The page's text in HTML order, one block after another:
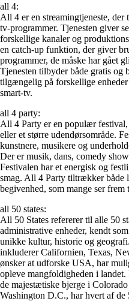
all 4:
All 4 er en streamingtjeneste,
tv-programmer. Tjenesten giver
forskellige kanaler og
en catch-up funktion, der giver
programmer, de måske har gået
Tjenesten tilbyder både gratis og
tilgængelig på forskellige
smart-tv.
all 4 party:
All 4 Party er en populær
eller et større udendørsområde.
kunstnere, musikere og
Der er musik, dans, comedy
Festivalen har et energisk og
smag. All 4 Party tiltrækker både
begivenhed, som mange ser frem
all 50 states:
All 50 States refererer til alle 50
administrative enheder, kendt
unikke kultur, historie og
inkluderer Californien, Texas,
ønsker at udforske USA, har
opleve mangfoldigheden i
de majestætiske bjerge i
Washington D.C., har hvert af